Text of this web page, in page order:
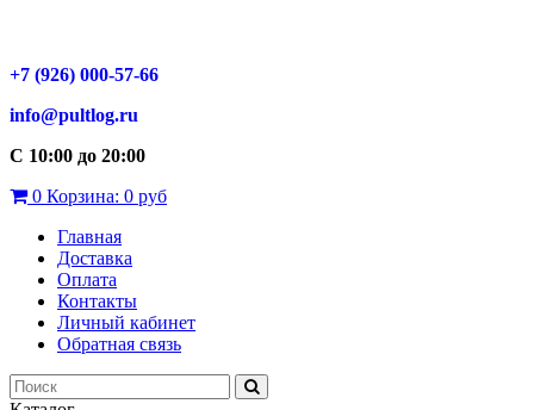
+7 (926) 000-57-66
info@pultlog.ru
С 10:00 до 20:00
0 Корзина: 0 руб
Главная
Доставка
Оплата
Контакты
Личный кабинет
Обратная связь